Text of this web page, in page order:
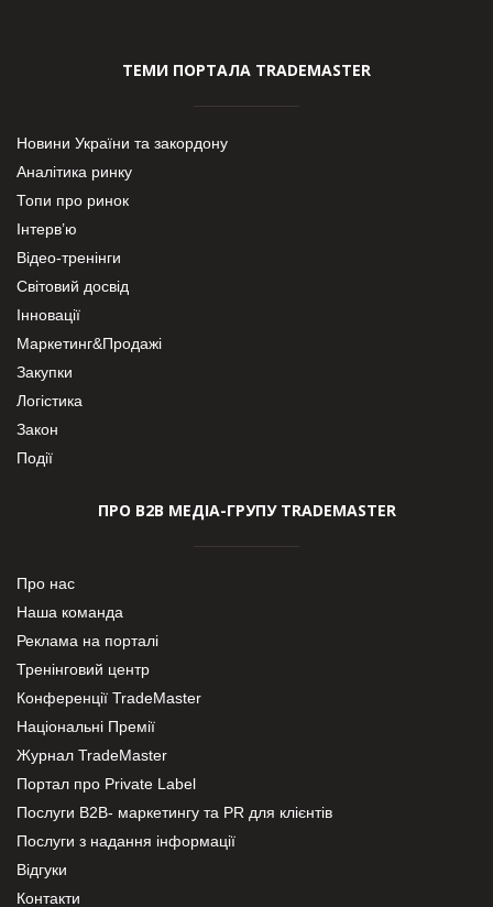
ТЕМИ ПОРТАЛА TRADEMASTER
Новини України та закордону
Аналітика ринку
Топи про ринок
Інтерв’ю
Відео-тренінги
Світовий досвід
Інновації
Маркетинг&Продажі
Закупки
Логістика
Закон
Події
ПРО В2В МЕДІА-ГРУПУ TRADEMASTER
Про нас
Наша команда
Реклама на порталі
Тренінговий центр
Конференції TradeMaster
Національні Премії
Журнал TradeMaster
Портал про Private Label
Послуги В2В- маркетингу та PR для клієнтів
Послуги з надання інформації
Відгуки
Контакти